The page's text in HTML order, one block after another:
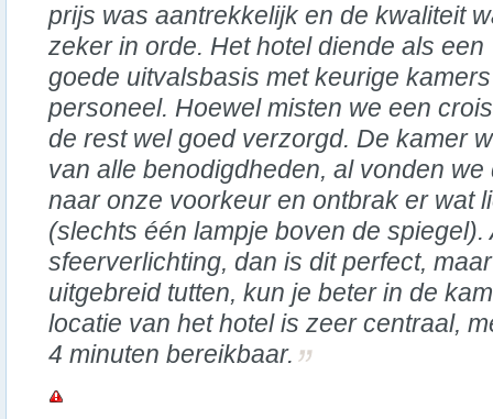
prijs was aantrekkelijk en de kwaliteit
zeker in orde. Het hotel diende als een
goede uitvalsbasis met keurige
personeel. Hoewel misten we een
de rest wel goed verzorgd. De kamer
van alle benodigdheden, al vonden
naar onze voorkeur en ontbrak er wat
(slechts één lampje boven de
sfeerverlichting, dan is dit perfect,
uitgebreid tutten, kun je beter in de
locatie van het hotel is zeer centraal,
4 minuten bereikbaar.